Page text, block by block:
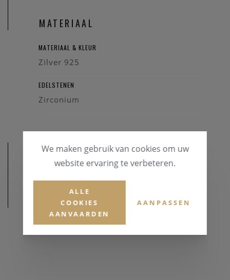
MATERIAAL
MATERIAAL & KLEUR
Zilver 925
EDELSTENEN
Zirconium
AFMETINGEN
We maken gebruik van cookies om uw
website ervaring te verbeteren.
ALLE
COOKIES
AANVAARDEN
AANPASSEN